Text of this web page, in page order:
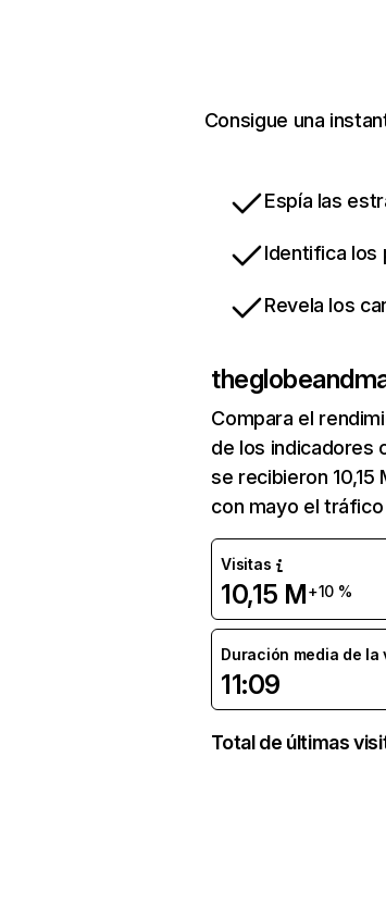
Consigue una
Espía las
Identifica los
Revela los
Compara el
de los indicadores
se recibieron 10,15
con mayo el
Visitas
10,15 M+10 %
Duración media de la
11:09
Total de últimas